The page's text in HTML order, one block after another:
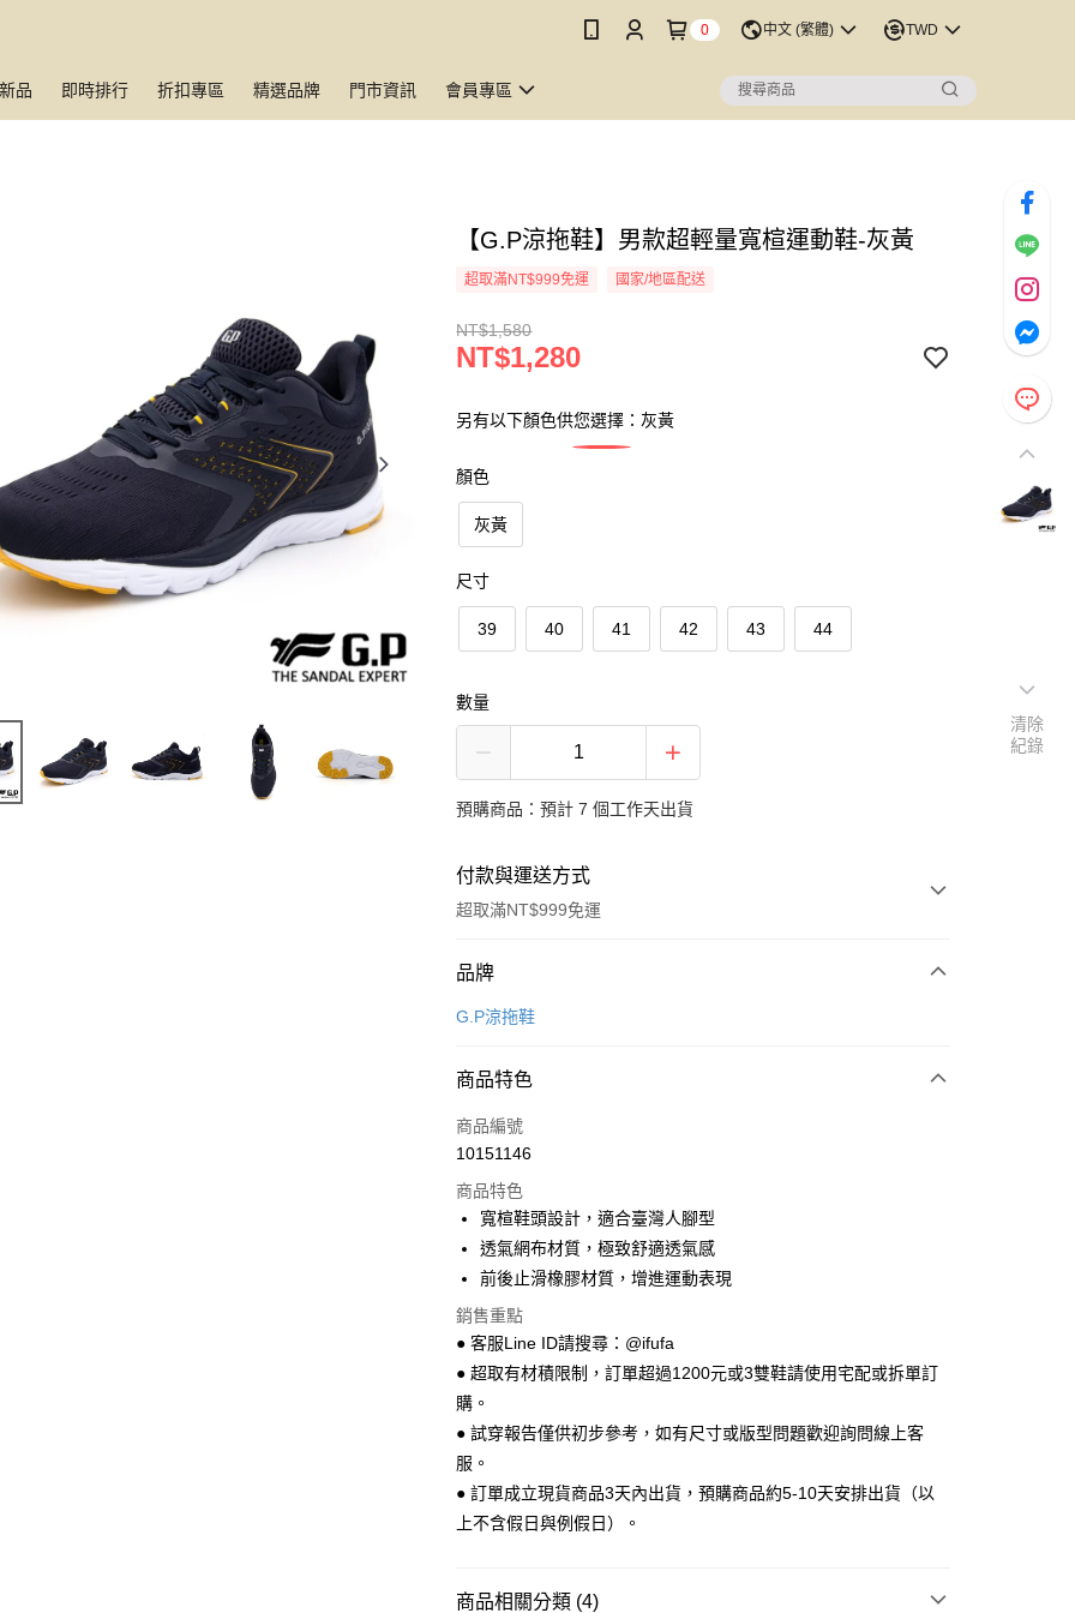
0 中文 (繁體) TWD
品 即時排行 折扣專區 精選品牌 門市資訊 會員專區
【G.P涼拖鞋】男款超輕量寬楦運動鞋-灰黃
超取滿NT$999免運 國家/地區配送
NT$1,580
NT$1,280
另有以下顏色供您選擇：灰黃
顏色
灰黃
尺寸
39 40 41 42 43 44
數量
預購商品：預計 7 個工作天出貨
付款與運送方式
超取滿NT$999免運
付款方式
信用卡一次付款
Apple Pay
街口支付
悠遊付
Google Pay
全盈+PAY
AFTEE先享後付
相關說明
【關於「AFTEE先享後付」】
AFTEE先享後付是「在收到商品之後才付款」的支付方式。 讓您購物簡單
便利好安心！
１．簡單：不需註冊會員、不需綁卡、不需儲值。
３．安心：先確認商品／服務後，再付款。
１．於結帳方式選擇「AFTEE先享後付」後，將跳轉至「AFTEE先享後
ATM付款
運送方式
每筆NT$70，滿NT$999(含以上)免運費
品牌
G.P涼拖鞋
商品特色
商品編號
10151146
商品特色
寬楦鞋頭設計，適合臺灣人腳型
透氣網布材質，極致舒適透氣感
前後止滑橡膠材質，增進運動表現
銷售重點
● 客服Line ID請搜尋：@ifufa
● 超取有材積限制，訂單超過1200元或3雙鞋請使用宅配或拆單訂
購。
● 試穿報告僅供初步參考，如有尺寸或版型問題歡迎詢問線上客
服。
● 訂單成立現貨商品3天內出貨，預購商品約5-10天安排出貨（以
上不含假日與例假日）。
商品相關分類 (4)
清除
紀錄